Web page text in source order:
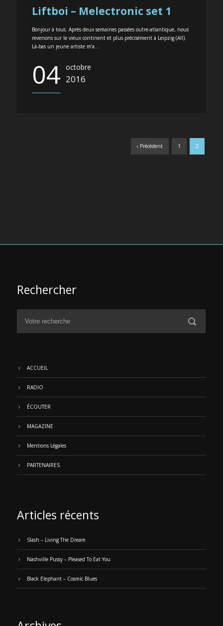
Liftboi – Melectronic set 1
Bonjour à tous. Après deux semaines passées outre-atlantique, nous
revenons sur le vieux continent et plus précisément à Leipzig (All).
Là-bas un jeune artiste m’a...
04 octobre
2016
‹ Précédent 1 2
Rechercher
ACCUEIL
RADIO
ÉCOUTER
MAGAZINE
Mentions Légales
PARTENAIRES
Articles récents
Slash – Living The Dream
Nashville Pussy – Pleased To Eat You
Black Elephant – Cosmic Blues